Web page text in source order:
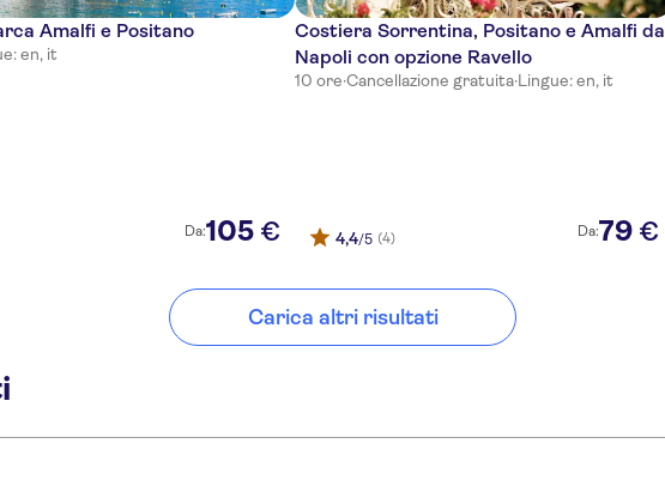
Amalfi e Positano
en, it
Da:105 €
Costiera Sorrentina, Positano e Amalfi da
Napoli con opzione Ravello
10 ore·Cancellazione gratuita·Lingue: en, it
4,4/5 (4) Da:79 €
Carica altri risultati